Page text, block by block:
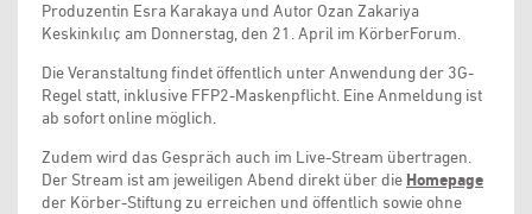
Produzentin Esra Karakaya und Autor Ozan Zakariya
Keskinkılıç am Donnerstag, den 21. April im KörberForum.
Die Veranstaltung findet öffentlich unter Anwendung der 3G-
Regel statt, inklusive FFP2-Maskenpflicht. Eine Anmeldung ist
ab sofort online möglich.
Zudem wird das Gespräch auch im Live-Stream übertragen.
Der Stream ist am jeweiligen Abend direkt über die Homepage
der Körber-Stiftung zu erreichen und öffentlich sowie ohne